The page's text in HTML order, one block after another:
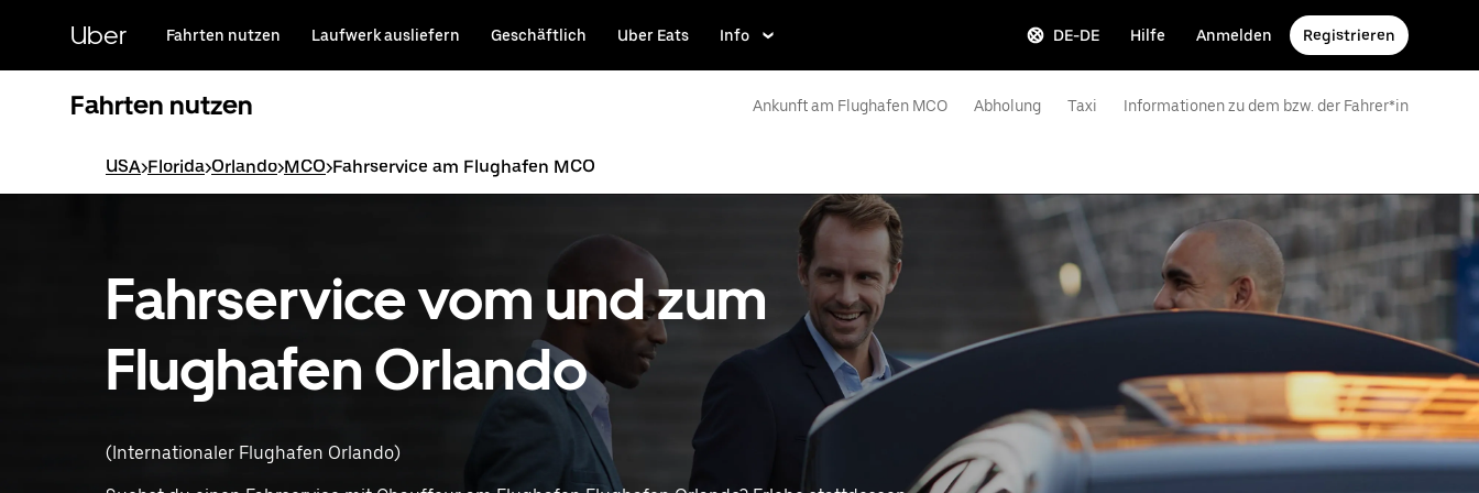
HauptinhaltUber Fahrten nutzen Laufwerk ausliefern Geschäftlich Uber Eats Info DE-DE Hilfe Anmelden Registrieren
Fahrten nutzen Ankunft am Flughafen MCO Abholung Taxi Informationen zu dem bzw. der Fahrer*in
USA>Florida>Orlando>MCO>Fahrservice am Flughafen MCO
Fahrservice vom und zum
Flughafen Orlando
(Internationaler Flughafen Orlando)